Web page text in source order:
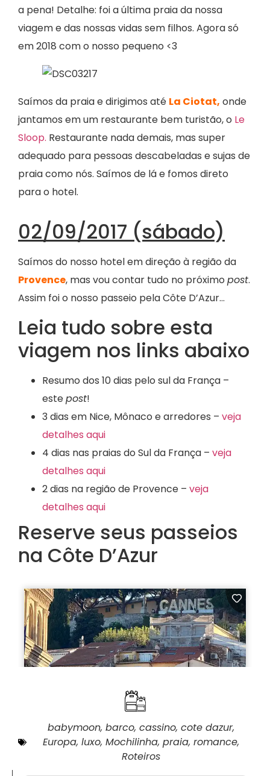
a pena! Detalhe: foi a última praia da nossa
viagem e das nossas vidas sem filhos. Agora só
em 2018 com o nosso pequeno <3
Saímos da praia e dirigimos até La Ciotat, onde
jantamos em um restaurante bem turistão, o Le
Sloop. Restaurante nada demais, mas super
adequado para pessoas descabeladas e sujas de
praia como nós. Saímos de lá e fomos direto
para o hotel.
02/09/2017 (sábado)
Saímos do nosso hotel em direção à região da
Provence, mas vou contar tudo no próximo post.
Assim foi o nosso passeio pela Côte D’Azur…
Leia tudo sobre esta
viagem nos links abaixo
Resumo dos 10 dias pelo sul da França –
estepost!
3 dias em Nice, Mônaco e arredores – veja
detalhes aqui
4 dias nas praias do Sul da França – veja
detalhes aqui
2 dias na região de Provence – veja
detalhes aqui
Reserve seus passeios
na Côte D’Azur
babymoon, barco, cassino, cote dazur,
Europa, luxo, Mochilinha, praia, romance,
Roteiros